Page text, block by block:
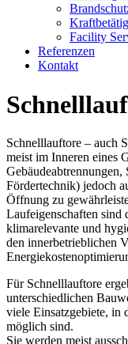
Facility
Referenzen
Kontakt
Schnelllauftore – auch
meist im Inneren eines
Fördertechnik) jedoch
Öffnung zu
Laufeigenschaften sind
klimarelevante und
den innerbetrieblichen
Für Schnelllauftore
unterschiedlichen
viele Einsatzgebiete, in
möglich sind.
Sie werden meist